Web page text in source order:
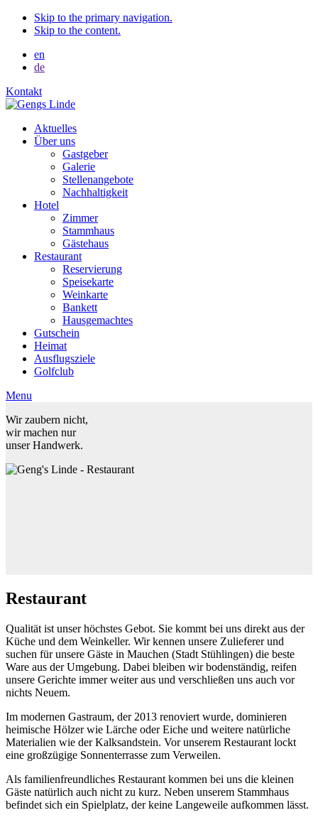
Skip to the primary navigation.
Skip to the content.
en
de
Kontakt
Aktuelles
Über uns
Gastgeber
Galerie
Stellenangebote
Nachhaltigkeit
Hotel
Zimmer
Stammhaus
Gästehaus
Restaurant
Reservierung
Speisekarte
Weinkarte
Bankett
Hausgemachtes
Gutschein
Heimat
Ausflugsziele
Golfclub
Menu
Wir zaubern nicht,
wir machen nur
unser Handwerk.
Restaurant
Qualität ist unser höchstes Gebot. Sie kommt bei uns direkt aus der
Küche und dem Weinkeller. Wir kennen unsere Zulieferer und
suchen für unsere Gäste in Mauchen (Stadt Stühlingen) die beste
Ware aus der Umgebung. Dabei bleiben wir bodenständig, reifen
unsere Gerichte immer weiter aus und verschließen uns auch vor
nichts Neuem.
Im modernen Gastraum, der 2013 renoviert wurde, dominieren
heimische Hölzer wie Lärche oder Eiche und weitere natürliche
Materialien wie der Kalksandstein. Vor unserem Restaurant lockt
eine großzügige Sonnenterrasse zum Verweilen.
Als familienfreundliches Restaurant kommen bei uns die kleinen
Gäste natürlich auch nicht zu kurz. Neben unserem Stammhaus
befindet sich ein Spielplatz, der keine Langeweile aufkommen lässt.